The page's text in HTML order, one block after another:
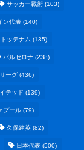
サッカー戦術 (103)
ン代表 (140)
トッテナム (135)
バルセロナ (238)
ーグ (436)
テッド (139)
プール (79)
久保建英 (82)
日本代表 (500)
とめ
とめ